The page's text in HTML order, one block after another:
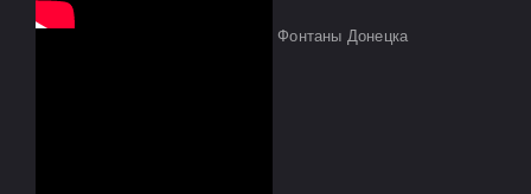
Фонтаны Донецка